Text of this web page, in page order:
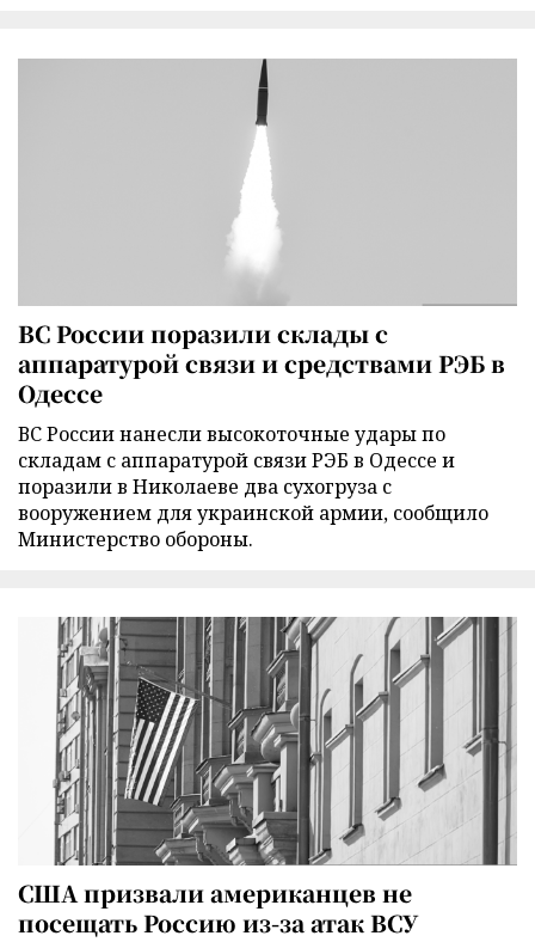
ВС России поразили склады с
аппаратурой связи и средствами РЭБ в
Одессе
ВС России нанесли высокоточные удары по
складам с аппаратурой связи РЭБ в Одессе и
поразили в Николаеве два сухогруза с
вооружением для украинской армии, сообщило
Министерство обороны.
США призвали американцев не
посещать Россию из-за атак ВСУ